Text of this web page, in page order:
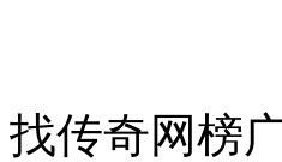
找传奇网榜